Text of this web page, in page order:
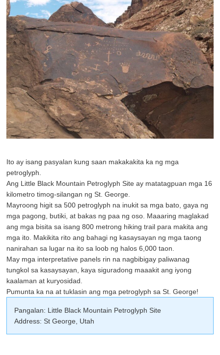
Ito ay isang pasyalan kung saan makakakita ka ng mga
petroglyph.
Ang Little Black Mountain Petroglyph Site ay matatagpuan mga 16
kilometro timog-silangan ng St. George.
Mayroong higit sa 500 petroglyph na inukit sa mga bato, gaya ng
mga pagong, butiki, at bakas ng paa ng oso. Maaaring maglakad
ang mga bisita sa isang 800 metrong hiking trail para makita ang
mga ito. Makikita rito ang bahagi ng kasaysayan ng mga taong
nanirahan sa lugar na ito sa loob ng halos 6,000 taon.
May mga interpretative panels rin na nagbibigay paliwanag
tungkol sa kasaysayan, kaya siguradong maaakit ang iyong
kaalaman at kuryosidad.
Pumunta ka na at tuklasin ang mga petroglyph sa St. George!
Pangalan: Little Black Mountain Petroglyph Site
Address: St George, Utah